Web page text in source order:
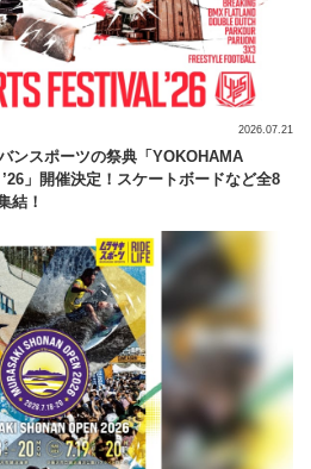
ンスポーツの祭典「YOKOHAMA
」開催決定！スケートボードなど全8
結！
2026.07.21